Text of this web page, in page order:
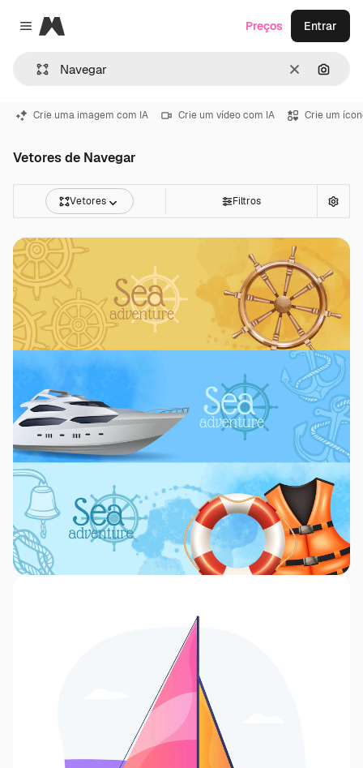
Close menu
Magnific
Limpar
Preços Entrar
Crie uma imagem com IA Crie um vídeo com IA Crie um
Vetores de Navegar
Vetores Filtros